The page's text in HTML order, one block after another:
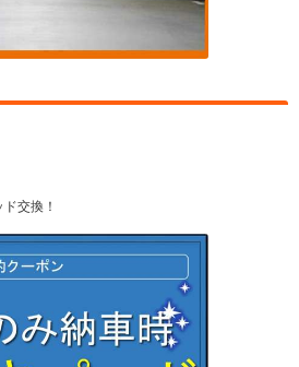
交換！